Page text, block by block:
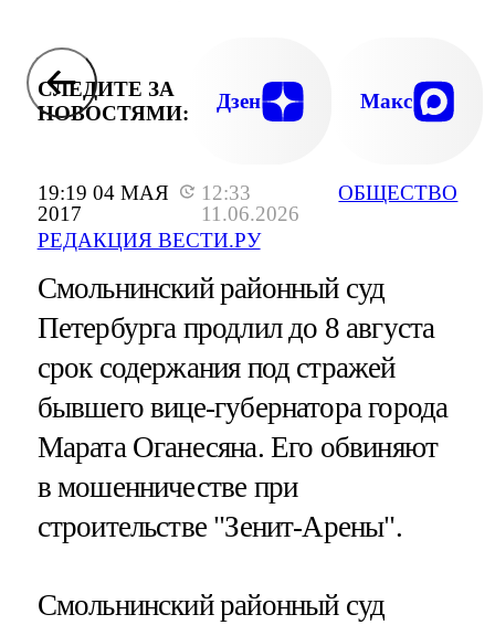
19:19 04 МАЯ
2017
12:33
11.06.2026
РЕДАКЦИЯ ВЕСТИ.РУ
ОБЩЕСТВО
СЛЕДИТЕ ЗА
НОВОСТЯМИ:
Дзен Макс
Смольнинский районный суд
Петербурга продлил до 8 августа
срок содержания под стражей
бывшего вице-губернатора города
Марата Оганесяна. Его обвиняют
в мошенничестве при
строительстве "Зенит-Арены".
Смольнинский районный суд